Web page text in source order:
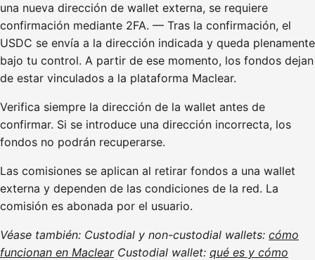
una nueva dirección de wallet externa, se requiere
confirmación mediante 2FA. — Tras la confirmación, el
USDC se envía a la dirección indicada y queda plenamente
bajo tu control. A partir de ese momento, los fondos dejan
de estar vinculados a la plataforma Maclear.
Verifica siempre la dirección de la wallet antes de
confirmar. Si se introduce una dirección incorrecta, los
fondos no podrán recuperarse.
Las comisiones se aplican al retirar fondos a una wallet
externa y dependen de las condiciones de la red. La
comisión es abonada por el usuario.
Véase también: Custodial y non-custodial wallets: cómo
funcionan en MaclearCustodial wallet: qué es y cómo